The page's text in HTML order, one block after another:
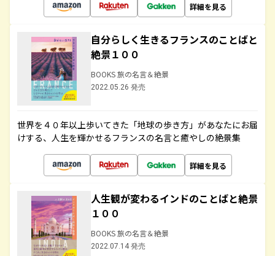
詳細を見る
自分らしく生きるフランスのことばと
絶景１００
BOOKS 旅の名言＆絶景
2022.05.26 発売
世界を４０年以上歩いてきた「地球の歩き方」があなたにお届
けする、人生を輝かせるフランスの名言と癒やしの絶景集
詳細を見る
人生観が変わるインドのことばと絶景
１００
BOOKS 旅の名言＆絶景
2022.07.14 発売